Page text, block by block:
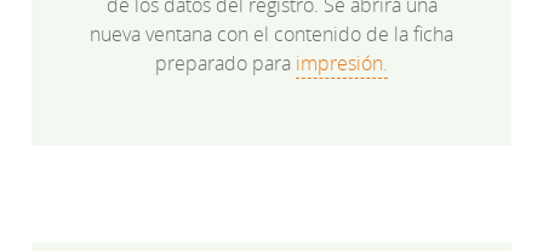
nueva ventana con el contenido de la ficha
preparado para impresión.